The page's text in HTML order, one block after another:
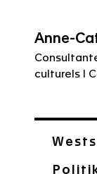
Anne-
culturels I